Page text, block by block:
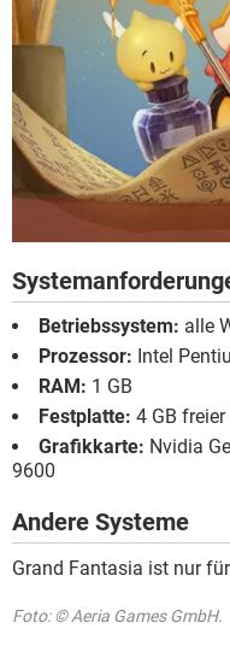
Betriebssystem: alle
Prozessor: Intel
RAM: 1 GB
Festplatte: 4 GB
Grafikkarte: Nvidia
9600
Andere Systeme
Grand Fantasia ist nur
Foto: © Aeria Games GmbH.